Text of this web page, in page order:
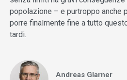
popolazione – e purtroppo anche
porre finalmente fine a tutto
tardi.
Andreas Glarner